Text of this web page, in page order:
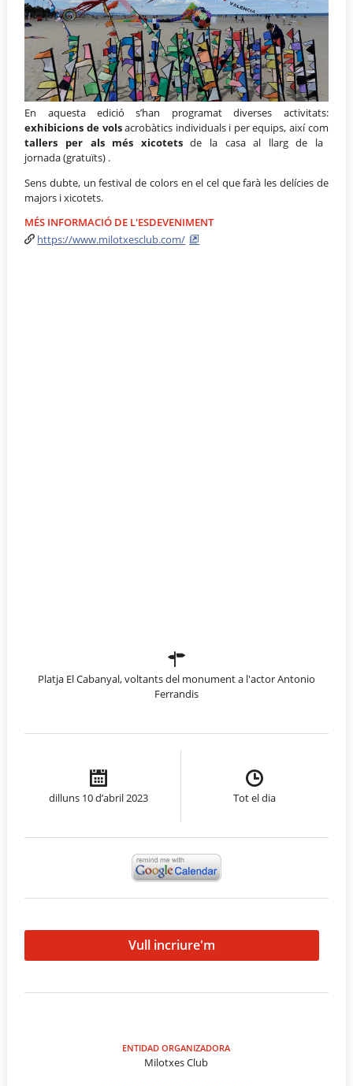
En aquesta edició s’han programat diverses activitats:
exhibicions de volsacrobàtics individuals i per equips, així com
tallers per als més xicotetsde la casa al llarg de la
jornada (gratuïts) .
Sens dubte, un festival de colors en el cel que farà les delícies de
majors i xicotets.
MÉS INFORMACIÓ DE L'ESDEVENIMENT
https://www.milotxesclub.com/
Platja El Cabanyal, voltants del monument a l'actor Antonio
Ferrandis
dilluns 10 d’abril 2023 Tot el dia
Vull incriure'm
ENTIDAD ORGANIZADORA
Milotxes Club